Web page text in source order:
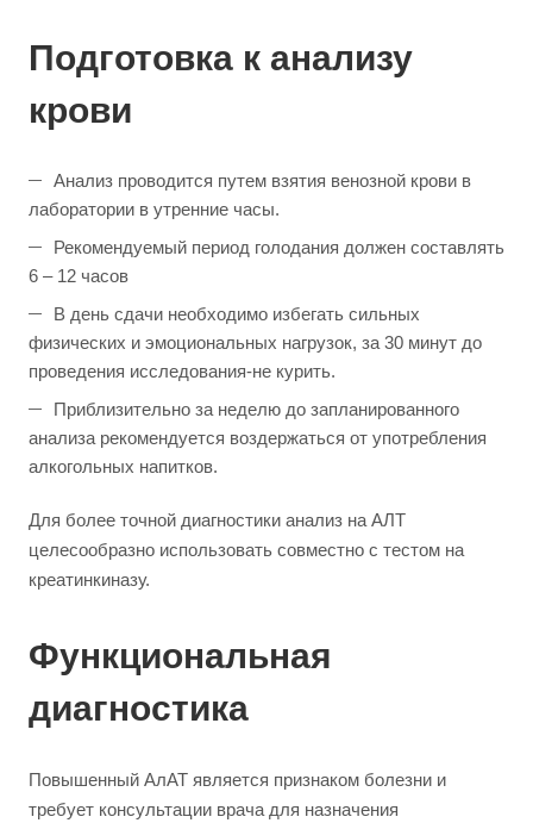
Подготовка к анализу
крови
Анализ проводится путем взятия венозной крови в
лаборатории в утренние часы.
Рекомендуемый период голодания должен составлять
6 – 12 часов
В день сдачи необходимо избегать сильных
физических и эмоциональных нагрузок, за 30 минут до
проведения исследования-не курить.
Приблизительно за неделю до запланированного
анализа рекомендуется воздержаться от употребления
алкогольных напитков.
Для более точной диагностики анализ на АЛТ
целесообразно использовать совместно с тестом на
креатинкиназу.
Функциональная
диагностика
Повышенный АлАТ является признаком болезни и
требует консультации врача для назначения